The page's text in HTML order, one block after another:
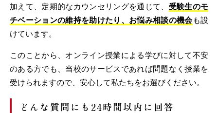
加えて、定期的なカウンセリングを通じて、 受験生のモ
チベーションの維持を助けたり、お悩み相談の機会も設
けています。
このことから、オンライン授業による学びに対して不安
のある方でも、当校のサービスであれば問題なく授業を
受けられますので、安心して私たちをお選びください。
どんな質問にも24時間以内に回答